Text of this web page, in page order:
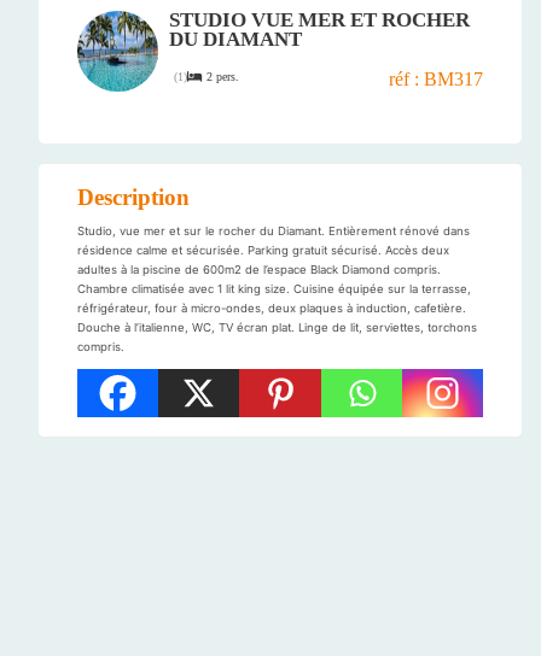
STUDIO VUE MER ET ROCHER
DU DIAMANT
(1) 2 pers. réf : BM317
Description
Studio, vue mer et sur le rocher du Diamant. Entièrement rénové dans
résidence calme et sécurisée. Parking gratuit sécurisé. Accès deux
adultes à la piscine de 600m2 de l’espace Black Diamond compris.
Chambre climatisée avec 1 lit king size. Cuisine équipée sur la terrasse,
réfrigérateur, four à micro-ondes, deux plaques à induction, cafetière.
Douche à l’italienne, WC, TV écran plat. Linge de lit, serviettes, torchons
compris.